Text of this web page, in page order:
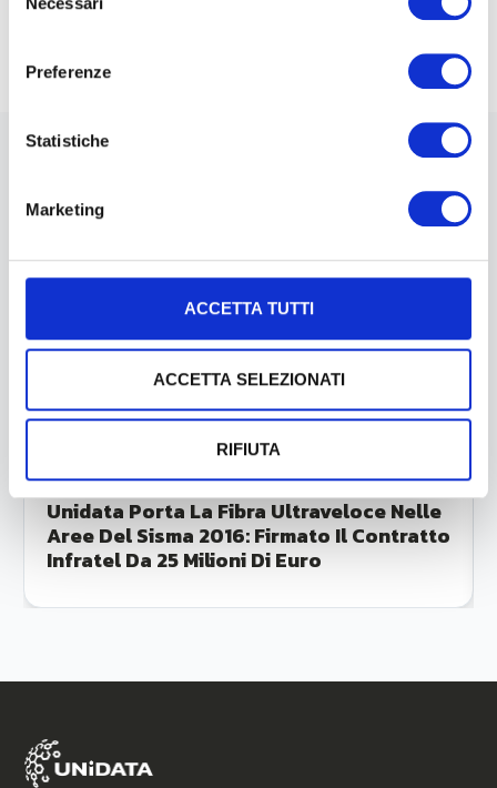
del
Preferenze
Statistiche
Marketing
ACCETTA TUTTI
ACCETTA SELEZIONATI
RIFIUTA
#DSIFair2018
News
Luglio 23, 2026
Unidata Porta La Fibra Ultraveloce Nelle
Aree Del Sisma 2016: Firmato Il Contratto
Infratel Da 25 Milioni Di Euro